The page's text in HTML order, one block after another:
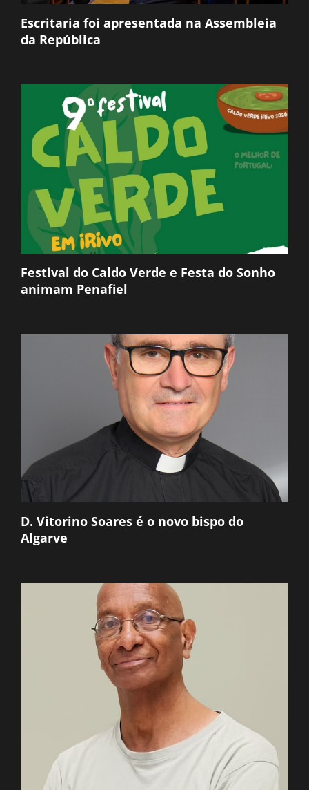
Escritaria foi apresentada na Assembleia
da República
Festival do Caldo Verde e Festa do Sonho
animam Penafiel
D. Vitorino Soares é o novo bispo do
Algarve